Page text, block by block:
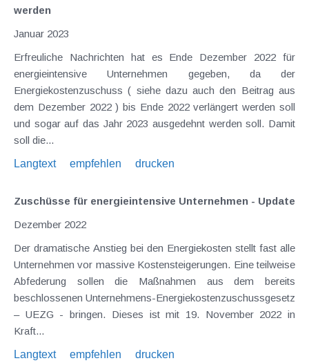
werden
Januar 2023
Erfreuliche Nachrichten hat es Ende Dezember 2022 für
energieintensive Unternehmen gegeben, da der
Energiekostenzuschuss ( siehe dazu auch den Beitrag aus
dem Dezember 2022 ) bis Ende 2022 verlängert werden soll
und sogar auf das Jahr 2023 ausgedehnt werden soll. Damit
soll die...
Langtext
empfehlen drucken
Zuschüsse für energieintensive Unternehmen - Update
Dezember 2022
Der dramatische Anstieg bei den Energiekosten stellt fast alle
Unternehmen vor massive Kostensteigerungen. Eine teilweise
Abfederung sollen die Maßnahmen aus dem bereits
beschlossenen Unternehmens-Energiekostenzuschussgesetz
– UEZG - bringen. Dieses ist mit 19. November 2022 in
Kraft...
Langtext
empfehlen drucken